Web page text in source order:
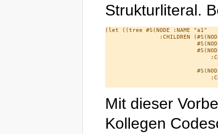
Strukturliteral.
(let ((tree #S(NODE :NAME "a1"
:CHILDREN
Mit dieser
Kollegen